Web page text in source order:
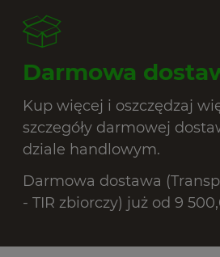
Darmowa
Kup więcej i oszczędzaj
szczegóły darmowej
dziale handlowym.
Darmowa dostawa
- TIR zbiorczy) już od 9